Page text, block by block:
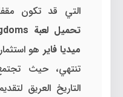
التي قد تكون
ميديا فاير هو
تنتهي، حيث
التاريخ العريق